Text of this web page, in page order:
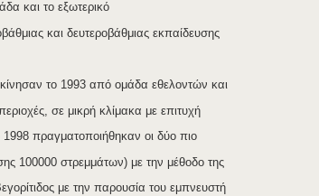
και το εξωτερικό
και δευτεροβάθμιας εκπαίδευσης
το 1993 από ομάδα εθελοντών και
σε μικρή κλίμακα με επιτυχή
πραγματοποιήθηκαν οι δύο πιο
100000 στρεμμάτων) με την μέθοδο της
με την παρουσία του εμπνευστή